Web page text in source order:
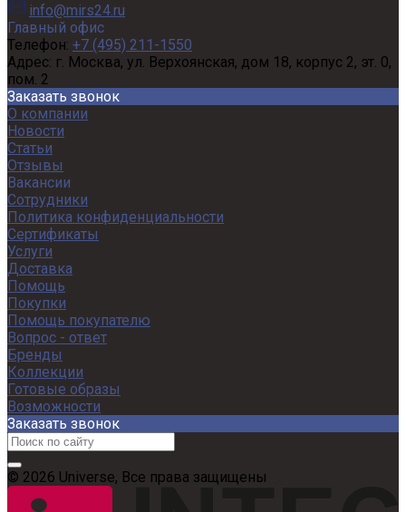
info@mirs24.ru
Главный офис
Телефон: +7 (495) 211-1550
Адрес: г. Москва, ул. Верхоянская, дом 18, корпус 2, эт. 0,
пом. 2
Заказать звонок
О компании
Новости
Статьи
Отзывы
Вакансии
Сотрудники
Политика конфиденциальности
Сертификаты
Услуги
Доставка
Помощь
Покупки
Помощь покупателю
Вопрос - ответ
Бренды
Коллекции
Готовые образы
Возможности
Заказать звонок
© 2026 Universe, Все права защищены